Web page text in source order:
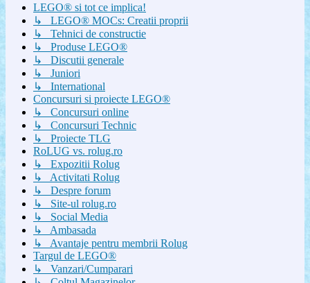
LEGO® si tot ce implica!
↳ LEGO® MOCs: Creatii proprii
↳ Tehnici de constructie
↳ Produse LEGO®
↳ Discutii generale
↳ Juniori
↳ International
Concursuri si proiecte LEGO®
↳ Concursuri online
↳ Concursuri Technic
↳ Proiecte TLG
RoLUG vs. rolug.ro
↳ Expozitii Rolug
↳ Activitati Rolug
↳ Despre forum
↳ Site-ul rolug.ro
↳ Social Media
↳ Ambasada
↳ Avantaje pentru membrii Rolug
Targul de LEGO®
↳ Vanzari/Cumparari